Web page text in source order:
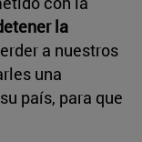
la
a nuestros
una
país, para que